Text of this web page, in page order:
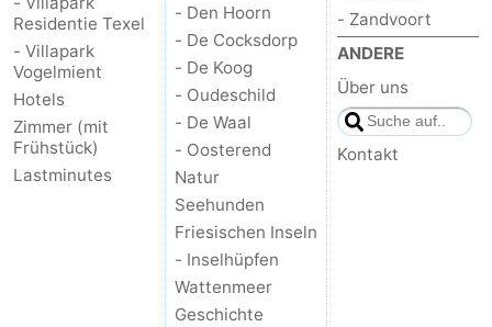
Residentie Texel
- Villapark
Vogelmient
Hotels
Zimmer (mit
Frühstück)
Lastminutes
- Den Hoorn
- De Cocksdorp
- De Koog
- Oudeschild
- De Waal
- Oosterend
Natur
Seehunden
Friesischen Inseln
- Inselhüpfen
Wattenmeer
Geschichte
- Zandvoort
ANDERE
Über uns
Kontakt